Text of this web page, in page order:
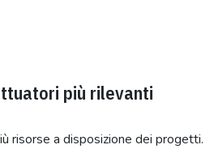
più rilevanti
risorse a disposizione dei progetti.